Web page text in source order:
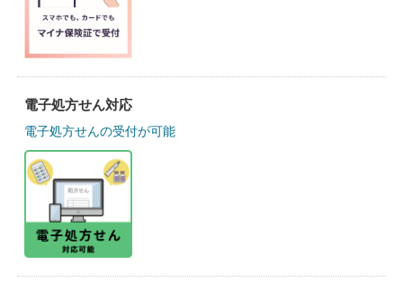
電子処方せん対応
電子処方せんの受付が可能